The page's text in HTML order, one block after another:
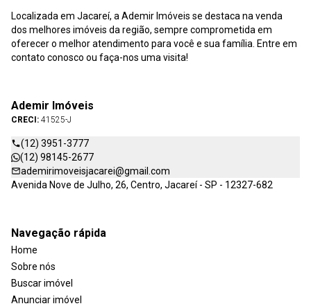
Localizada em Jacareí, a Ademir Imóveis se destaca na venda
dos melhores imóveis da região, sempre comprometida em
oferecer o melhor atendimento para você e sua família. Entre em
contato conosco ou faça-nos uma visita!
Ademir Imóveis
CRECI: 41525-J
(12) 3951-3777
(12) 98145-2677
ademirimoveisjacarei@gmail.com
Avenida Nove de Julho, 26, Centro, Jacareí - SP - 12327-682
Navegação rápida
Home
Sobre nós
Buscar imóvel
Anunciar imóvel